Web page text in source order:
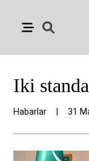
Iki
Habarlar 31